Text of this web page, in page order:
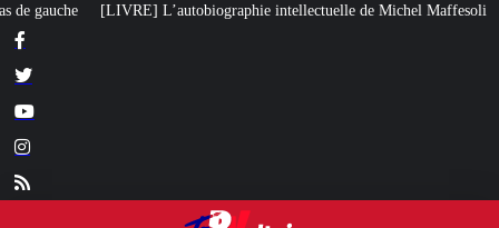
intellectuelle de Michel Maffesoli Pour regagner son influence en